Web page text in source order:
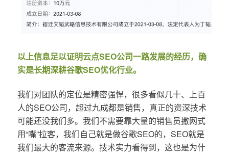
以上信息足以证明云点SEO公司一路发展的经历，确
实是长期深耕谷歌SEO优化行业。
我们对团队的定位是精密强悍，很多看似几十、上百
人的SEO公司，超过九成都是销售，真正的资深技术
可能还没我们多。我们不需要靠大量的销售员撒网式
用“嘴”拉客，我们自己就是做谷歌SEO的，SEO就是
我们最大的客流来源。技术实力看得到，这也是为什